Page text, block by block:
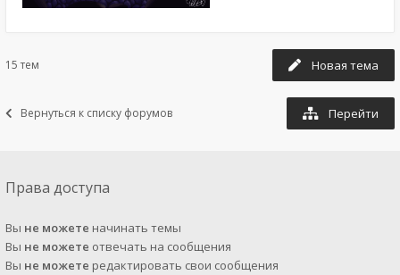
Новая тема
15 тем
Вернуться к списку форумов Перейти
Права доступа
Вы не можете начинать темы
Вы не можете отвечать на сообщения
Вы не можете редактировать свои сообщения